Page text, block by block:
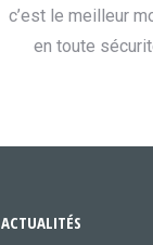
c’est le meilleur
en toute
ACTUALITÉS